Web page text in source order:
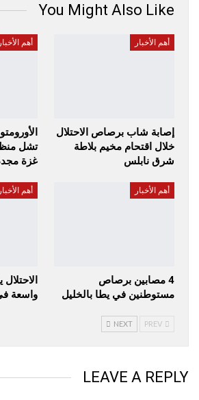
You Might Also Like
أهم الأخبار
إصابة شاب برصاص الاحتلال
خلال اقتحام مخيم بلاطة
شرق نابلس
أهم الأخبار
تشل
غزة
أهم الأخبار
4 مصابين برصاص
مستوطنين في يطا بالخليل
أهم الأخبار
واسعة
NEXT
LEAVE A REPLY